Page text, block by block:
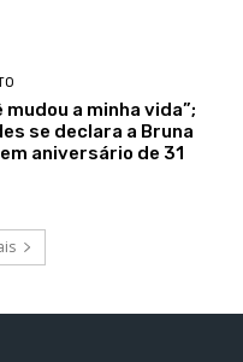
mudou a minha vida”;
se declara a Bruna
aniversário de 31